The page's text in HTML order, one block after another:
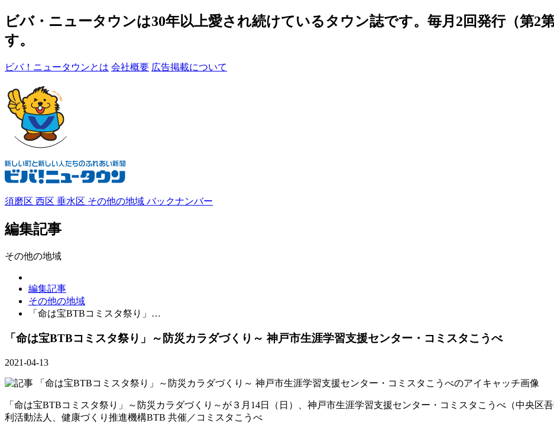
ビバ・ニュータウンは30年以上愛され続けているタウン誌です。毎月2回発行（第2
す。
ビバ！ニュータウンとは 会社概要 広告掲載について
須磨区 西区 垂水区 その他の地域 バックナンバー
編集記事
その他の地域
編集記事
その他の地域
「命は宝BTBコミスタ祭り」…
「命は宝BTBコミスタ祭り」～防災カラダづくり～ 神戸市生涯学習支援センター・コミスタこうべ
2021-04-13
「命は宝BTBコミスタ祭り」～防災カラダづくり～が３月14日（日）、神戸市生涯学習支援センター・コミスタこうべ（中央区
利活動法人、健康づくり推進機構BTB 共催／コミスタこうべ